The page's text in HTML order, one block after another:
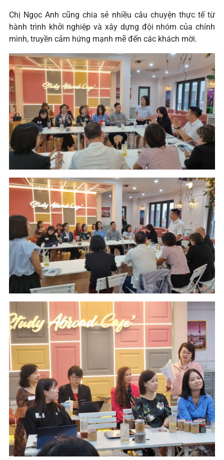
Chị Ngọc Anh cũng chia sẻ nhiều câu chuyện thực tế từ
hành trình khởi nghiệp và xây dựng đội nhóm của chính
mình, truyền cảm hứng mạnh mẽ đến các khách mời.